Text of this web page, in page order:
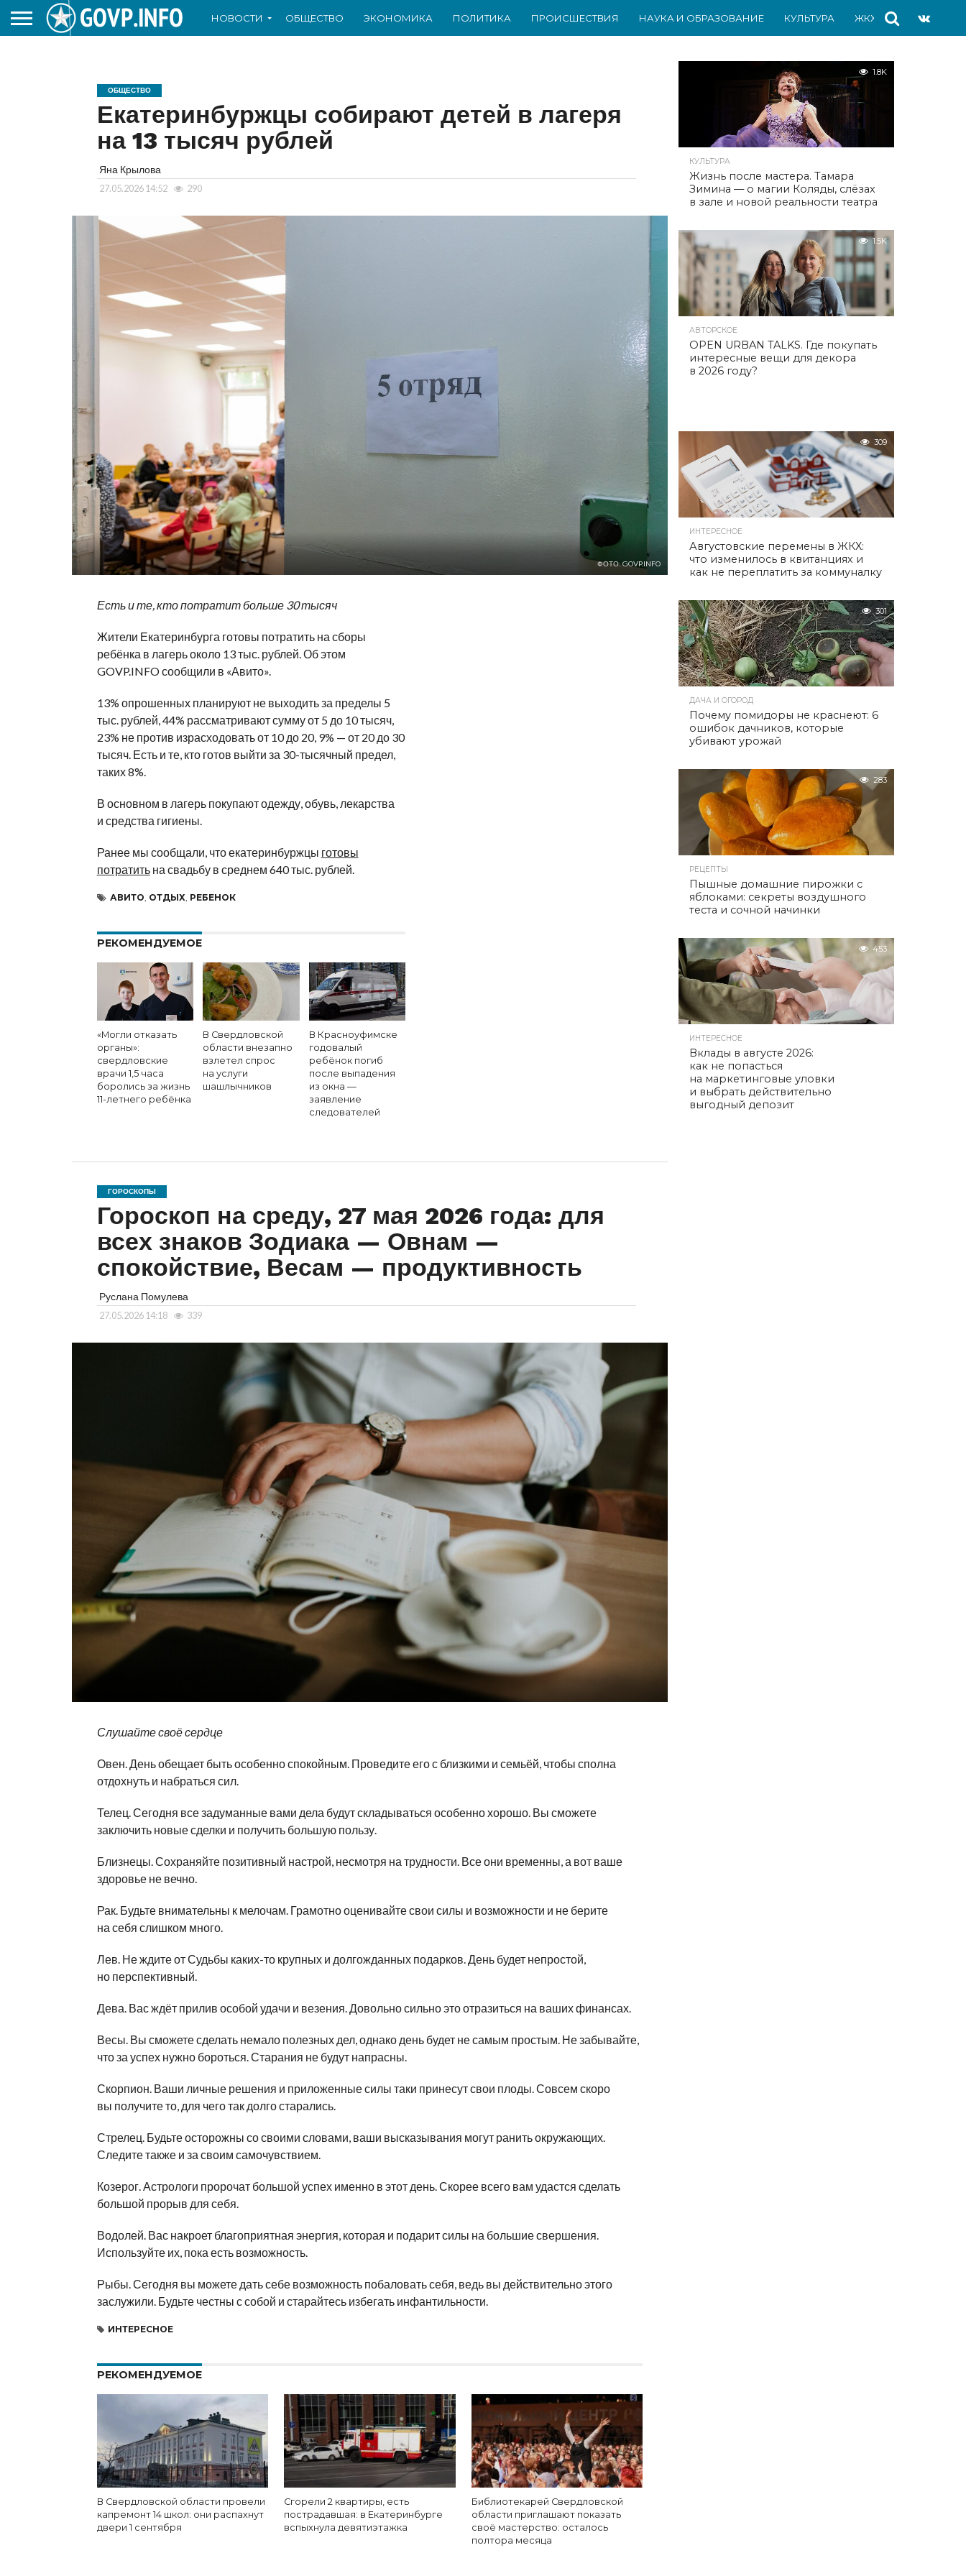
НОВОСТИ ОБЩЕСТВО ЭКОНОМИКА ПОЛИТИКА ПРОИСШЕСТВИЯ НАУКА И ОБРАЗОВАНИЕ КУЛЬТУРА ЖКХ СПОРТ
ОБЩЕСТВО
Екатеринбуржцы собирают детей в лагеря
на 13 тысяч рублей
Яна Крылова
27.05.2026 14:52 290
ФОТО: GOVP.INFO
Есть и те, кто потратит больше 30 тысяч
Жители Екатеринбурга готовы потратить на сборы
ребёнка в лагерь около 13 тыс. рублей. Об этом
GOVP.INFO сообщили в «Авито».
13% опрошенных планируют не выходить за пределы 5
тыс. рублей, 44% рассматривают сумму от 5 до 10 тысяч,
23% не против израсходовать от 10 до 20, 9% — от 20 до 30
тысяч. Есть и те, кто готов выйти за 30-тысячный предел,
таких 8%.
В основном в лагерь покупают одежду, обувь, лекарства
и средства гигиены.
Ранее мы сообщали, что екатеринбуржцы готовы
потратитьна свадьбу в среднем 640 тыс. рублей.
АВИТО, ОТДЫХ, РЕБЕНОК
РЕКОМЕНДУЕМОЕ
«Могли отказать
органы»:
свердловские
врачи 1,5 часа
боролись за жизнь
11-летнего ребёнка
В Свердловской
области внезапно
взлетел спрос
на услуги
шашлычников
В Красноуфимске
годовалый
ребёнок погиб
после выпадения
из окна —
заявление
следователей
ГОРОСКОПЫ
Гороскоп на среду, 27 мая 2026 года: для
всех знаков Зодиака — Овнам —
спокойствие, Весам — продуктивность
Руслана Помулева
27.05.2026 14:18 339
Слушайте своё сердце
Овен. День обещает быть особенно спокойным. Проведите его с близкими и семьёй, чтобы сполна
отдохнуть и набраться сил.
Телец. Сегодня все задуманные вами дела будут складываться особенно хорошо. Вы сможете
заключить новые сделки и получить большую пользу.
Близнецы. Сохраняйте позитивный настрой, несмотря на трудности. Все они временны, а вот ваше
здоровье не вечно.
Рак. Будьте внимательны к мелочам. Грамотно оценивайте свои силы и возможности и не берите
на себя слишком много.
Лев. Не ждите от Судьбы каких-то крупных и долгожданных подарков. День будет непростой,
но перспективный.
Дева. Вас ждёт прилив особой удачи и везения. Довольно сильно это отразиться на ваших финансах.
Весы. Вы сможете сделать немало полезных дел, однако день будет не самым простым. Не забывайте,
что за успех нужно бороться. Старания не будут напрасны.
Скорпион. Ваши личные решения и приложенные силы таки принесут свои плоды. Совсем скоро
вы получите то, для чего так долго старались.
Стрелец. Будьте осторожны со своими словами, ваши высказывания могут ранить окружающих.
Следите также и за своим самочувствием.
Козерог. Астрологи пророчат большой успех именно в этот день. Скорее всего вам удастся сделать
большой прорыв для себя.
Водолей. Вас накроет благоприятная энергия, которая и подарит силы на большие свершения.
Используйте их, пока есть возможность.
Рыбы. Сегодня вы можете дать себе возможность побаловать себя, ведь вы действительно этого
заслужили. Будьте честны с собой и старайтесь избегать инфантильности.
ИНТЕРЕСНОЕ
РЕКОМЕНДУЕМОЕ
В Свердловской области провели
капремонт 14 школ: они распахнут
двери 1 сентября
Сгорели 2 квартиры, есть
пострадавшая: в Екатеринбурге
вспыхнула девятиэтажка
Библиотекарей Свердловской
области приглашают показать
своё мастерство: осталось
полтора месяца
1.8K
КУЛЬТУРА
Жизнь после мастера. Тамара
Зимина — о магии Коляды, слёзах
в зале и новой реальности театра
1.5K
АВТОРСКОЕ
OPEN URBAN TALKS. Где покупать
интересные вещи для декора
в 2026 году?
309
ИНТЕРЕСНОЕ
Августовские перемены в ЖКХ:
что изменилось в квитанциях и
как не переплатить за коммуналку
301
ДАЧА И ОГОРОД
Почему помидоры не краснеют: 6
ошибок дачников, которые
убивают урожай
283
РЕЦЕПТЫ
Пышные домашние пирожки с
яблоками: секреты воздушного
теста и сочной начинки
453
ИНТЕРЕСНОЕ
Вклады в августе 2026:
как не попасться
на маркетинговые уловки
и выбрать действительно
выгодный депозит